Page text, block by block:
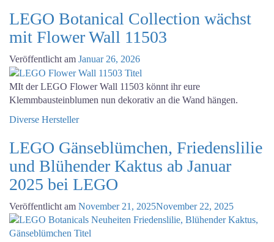
LEGO Botanical Collection wächst
mit Flower Wall 11503
Veröffentlicht am Januar 26, 2026
MIt der LEGO Flower Wall 11503 könnt ihr eure
Klemmbausteinblumen nun dekorativ an die Wand hängen.
Diverse Hersteller
LEGO Gänseblümchen, Friedenslilie
und Blühender Kaktus ab Januar
2025 bei LEGO
Veröffentlicht am November 21, 2025November 22, 2025